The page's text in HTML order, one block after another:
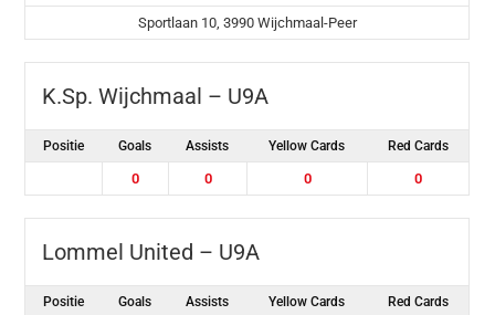
Sportlaan 10, 3990 Wijchmaal-Peer
K.Sp. Wijchmaal – U9A
Positie Goals Assists Yellow Cards Red Cards
0 0 0 0
Lommel United – U9A
Positie Goals Assists Yellow Cards Red Cards